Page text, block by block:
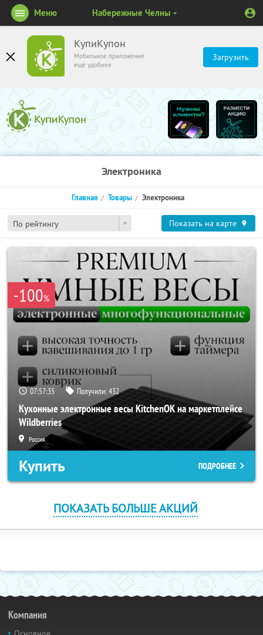
КупиКупон
Мобильное приложение
ещё удобнее
Загрузить
Меню Набережные Челны
Электроника
По рейтингу
Главная Товары Электроника
Показать на карте
-100%
07:57:35 Получили:432
Кухонные электронные весы KitchenOK на маркетплейсе
Wildberries
Россия
Купить ПОДРОБНЕЕ
ПОКАЗАТЬ БОЛЬШЕ АКЦИЙ
Компания